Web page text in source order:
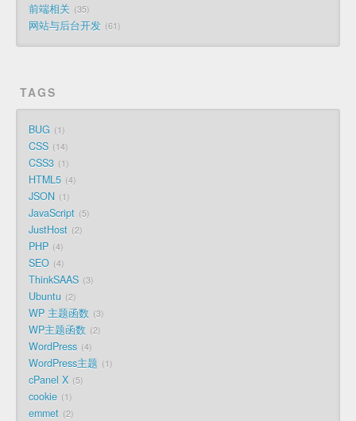
前端相关 35
网站与后台开发 61
TAGS
BUG 1
CSS 14
CSS3 1
HTML5 4
JSON 1
JavaScript 5
JustHost 2
PHP 4
SEO 4
ThinkSAAS 3
Ubuntu 2
WP 主题函数 3
WP主题函数 2
WordPress 4
WordPress主题 1
cPanel X 5
cookie 1
emmet 2